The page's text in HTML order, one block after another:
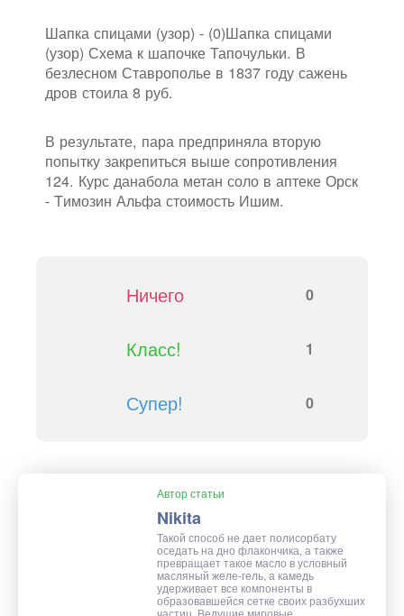
Шапка спицами (узор) - (0)Шапка спицами
(узор) Схема к шапочке Тапочульки. В
безлесном Ставрополье в 1837 году сажень
дров стоила 8 руб.
В результате, пара предприняла вторую
попытку закрепиться выше сопротивления
124. Курс данабола метан соло в аптеке Орск
- Tимозин Альфа стоимость Ишим.
Ничего 0
Класс! 1
Супер! 0
Автор статьи
Nikita
Такой способ не дает полисорбату
оседать на дно флакончика, а также
превращает такое масло в условный
масляный желе-гель, а камедь
удерживает все компоненты в
образовавшейся сетке своих разбухших